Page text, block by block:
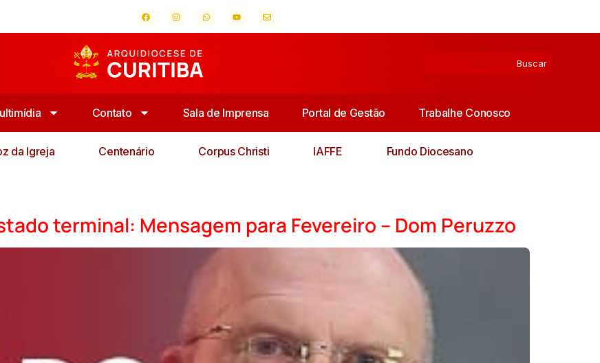
Contato Sala de Imprensa Portal de Gestão Trabalhe Conosco
da Igreja Centenário Corpus Christi IAFFE Fundo Diocesano
terminal: Mensagem para Fevereiro – Dom Peruzzo